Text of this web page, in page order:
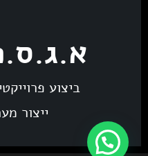
ביצוע
ייצור